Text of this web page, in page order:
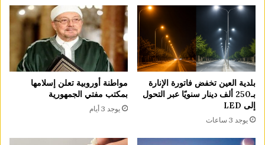
بلدية العين تخفض فاتورة الإنارة
بـ250 ألف دينار سنويًا عبر التحول
إلى LED
يوجد 3 ساعات
مواطنة أوروبية تعلن إسلامها
بمكتب مفتي الجمهورية
يوجد 3 أيام